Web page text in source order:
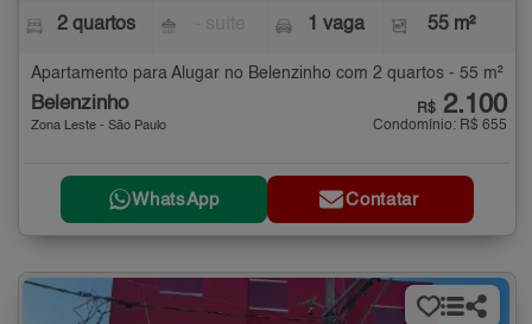
2 quartos 1 vaga 55 m²
Apartamento para Alugar no Belenzinho com 2 quartos - 55 m²
Belenzinho
Zona Leste - São Paulo
R$ 2.100
Condomínio: R$ 655
WhatsApp Contatar